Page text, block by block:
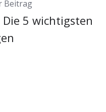
Beitrag
5 wichtigsten